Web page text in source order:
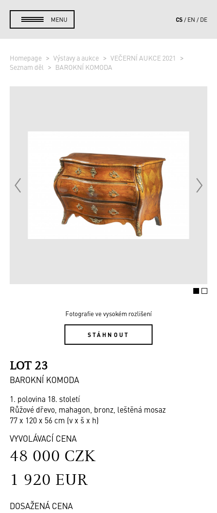
MENU CS EN DE
Homepage Výstavy a aukce
VEČERNÍ AUKCE 2021
Seznam děl
BAROKNÍ KOMODA
Fotografie ve vysokém rozlišení
STÁHNOUT
LOT 23
BAROKNÍ KOMODA
1. polovina 18. století
Růžové dřevo, mahagon, bronz, leštěná mosaz
77 x 120 x 56 cm (v x š x h)
VYVOLÁVACÍ CENA
48 000 CZK
1 920 EUR
DOSAŽENÁ CENA